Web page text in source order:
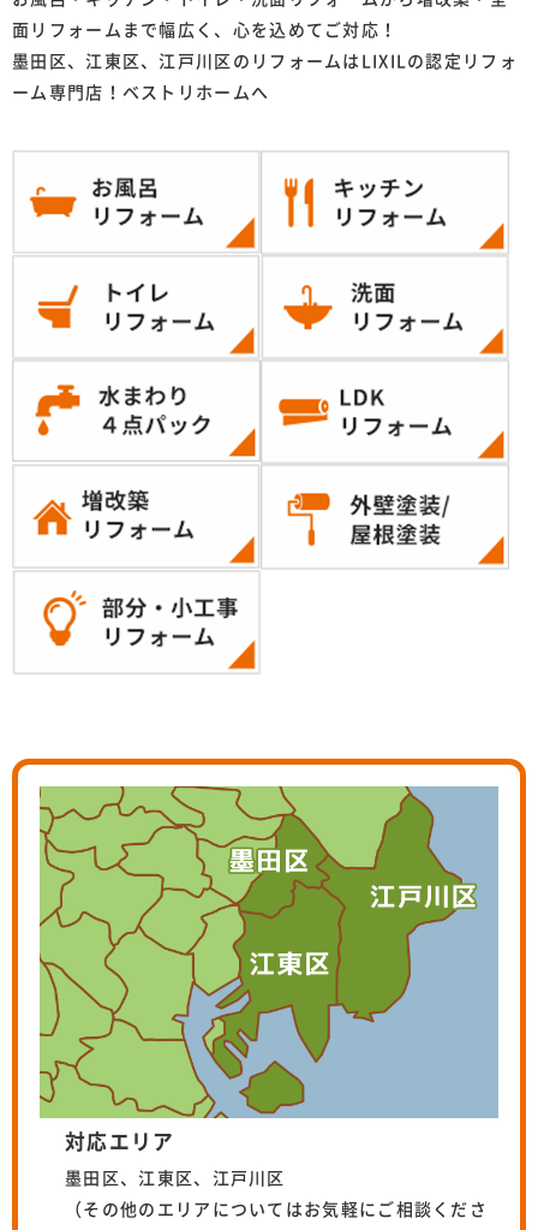
面リフォームまで幅広く、心を込めてご対応！
墨田区、江東区、江戸川区のリフォームはLIXILの認定リフォ
ーム専門店！ベストリホームへ
対応エリア
墨田区、江東区、江戸川区
（その他のエリアについてはお気軽にご相談くださ